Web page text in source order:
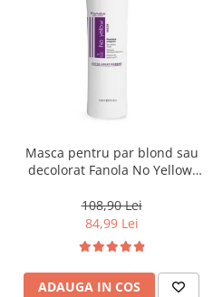
Masca pentru par blond sau
decolorat Fanola No Yellow,
108,90 Lei
84,99 Lei
ADAUGA IN COS